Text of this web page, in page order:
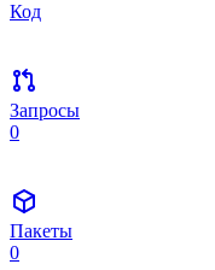
Код
Запросы
0
Пакеты
0